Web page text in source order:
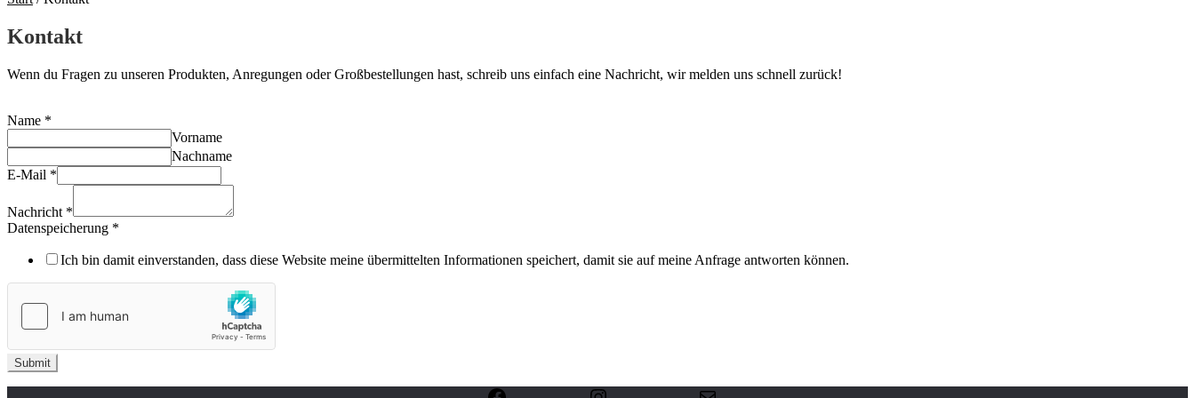
Kontakt
Wenn du Fragen zu unseren Produkten, Anregungen oder Großbestellungen hast, schreib uns einfach eine Nachricht, wir melden uns schnell zurück!
Name *
Vorname
Nachname
E-Mail *
Nachricht *
Datenspeicherung *
Ich bin damit einverstanden, dass diese Website meine übermittelten Informationen speichert, damit sie auf meine Anfrage antworten können.
Submit